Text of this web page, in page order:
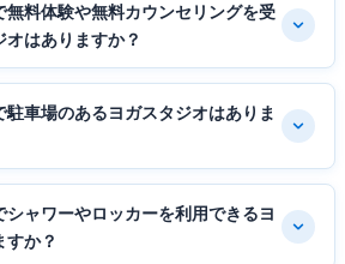
無料体験や無料カウンセリングを受
はありますか？
車場のあるヨガスタジオはありま
ャワーやロッカーを利用できるヨ
すか？